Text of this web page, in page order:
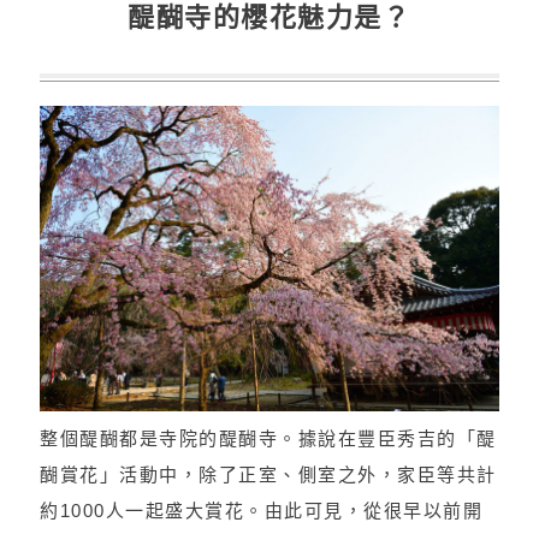
醍醐寺的櫻花魅力是？
整個醍醐都是寺院的醍醐寺。據說在豐臣秀吉的「醍
醐賞花」活動中，除了正室、側室之外，家臣等共計
約1000人一起盛大賞花。由此可見，從很早以前開